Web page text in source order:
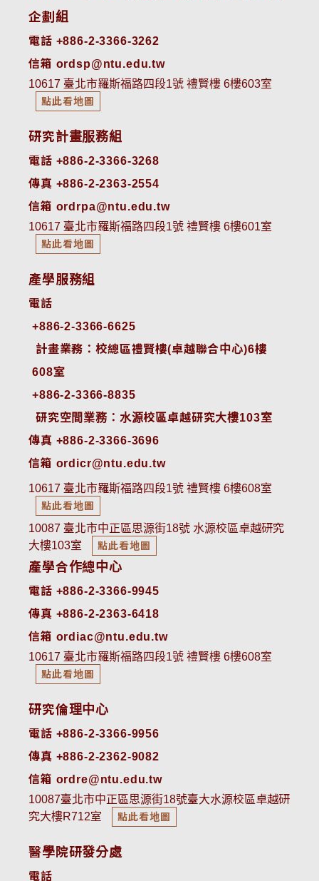
企劃組
電話 +886-2-3366-3262
信箱 ordsp@ntu.edu.tw
10617 臺北市羅斯福路四段1號 禮賢樓 6樓603室
點此看地圖
研究計畫服務組
電話 +886-2-3366-3268
傳真 +886-2-2363-2554
信箱 ordrpa@ntu.edu.tw
10617 臺北市羅斯福路四段1號 禮賢樓 6樓601室
點此看地圖
產學服務組
電話
+886-2-3366-6625
計畫業務：校總區禮賢樓(卓越聯合中心)6樓
608室
+886-2-3366-8835
研究空間業務：水源校區卓越研究大樓103室
傳真 +886-2-3366-3696
信箱 ordicr@ntu.edu.tw
10617 臺北市羅斯福路四段1號 禮賢樓 6樓608室
點此看地圖
10087 臺北市中正區思源街18號 水源校區卓越研究
大樓103室
點此看地圖
產學合作總中心
電話 +886-2-3366-9945
傳真 +886-2-2363-6418
信箱 ordiac@ntu.edu.tw
10617 臺北市羅斯福路四段1號 禮賢樓 6樓608室
點此看地圖
研究倫理中心
電話 +886-2-3366-9956
傳真 +886-2-2362-9082
信箱 ordre@ntu.edu.tw
10087臺北市中正區思源街18號臺大水源校區卓越研
究大樓R712室
點此看地圖
醫學院研發分處
電話